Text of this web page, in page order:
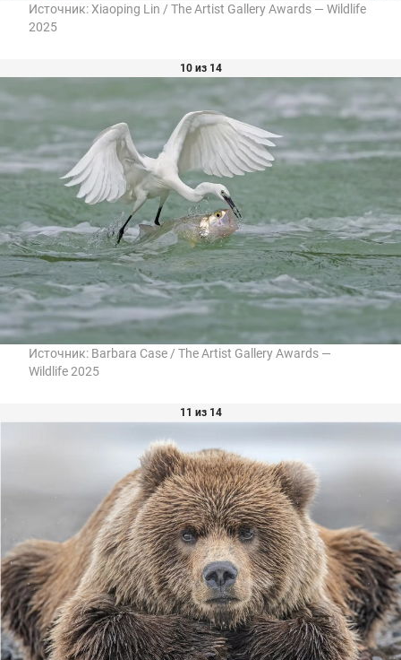
Источник:Xiaoping Lin / The Artist Gallery Awards — Wildlife
2025
10 из 14
Источник: Barbara Case / The Artist Gallery Awards —
Wildlife 2025
11 из 14